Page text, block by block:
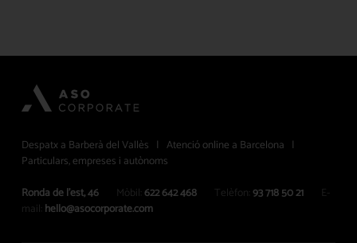
Despatx a Barberà del Vallès | Atenció online a Barcelona |
Particulars, empreses i autònoms
Ronda de l’est, 46
Mòbil: 622 642 468 Telèfon: 93 718 50 21
E-
mail: hello@asocorporate.com